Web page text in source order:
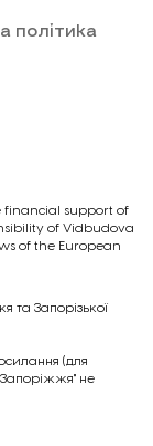
політика
financial support of
of Vidbudova
of the European
та Запорізької
(для
Запоріжжя" не